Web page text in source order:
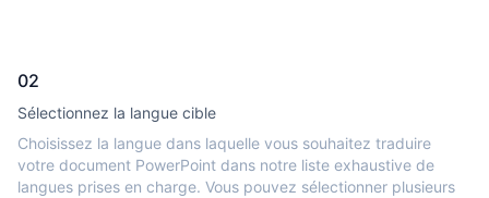
02
Sélectionnez la langue cible
Choisissez la langue dans laquelle vous souhaitez traduire
votre document PowerPoint dans notre liste exhaustive de
langues prises en charge. Vous pouvez sélectionner plusieurs